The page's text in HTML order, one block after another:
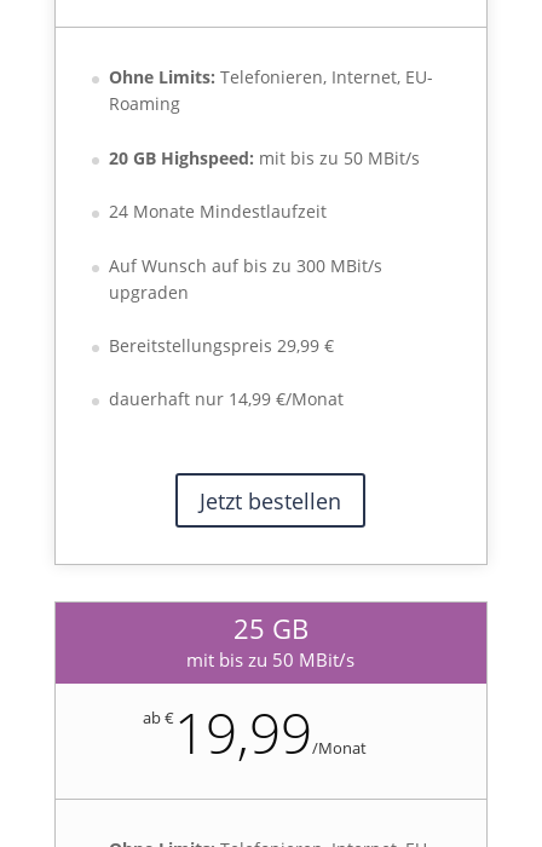
Ohne Limits: Telefonieren, Internet, EU-
Roaming
20 GB Highspeed: mit bis zu 50 MBit/s
24 Monate Mindestlaufzeit
Auf Wunsch auf bis zu 300 MBit/s
upgraden
Bereitstellungspreis 29,99 €
dauerhaft nur 14,99 €/Monat
Jetzt bestellen
25 GB
mit bis zu 50 MBit/s
ab € 19,99/Monat